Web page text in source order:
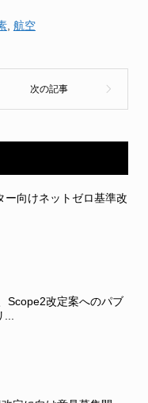
, 航空
ー向けネットゼロ基準改
Scope2改定案へのパブ